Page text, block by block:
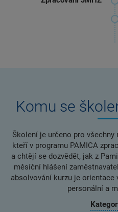
Komu se
Školení je určeno pro všechny
kteří v programu PAMICA
a chtějí se dozvědět, jak z
měsíční hlášení
absolvování kurzu je orientace
personální a